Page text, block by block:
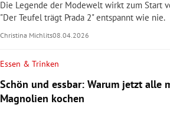
Die Legende der Modewelt wirkt zum Start
"Der Teufel trägt Prada 2" entspannt wie nie.
Christina Michlits08.04.2026
Essen & Trinken
Schön und essbar: Warum jetzt alle
Magnolien kochen